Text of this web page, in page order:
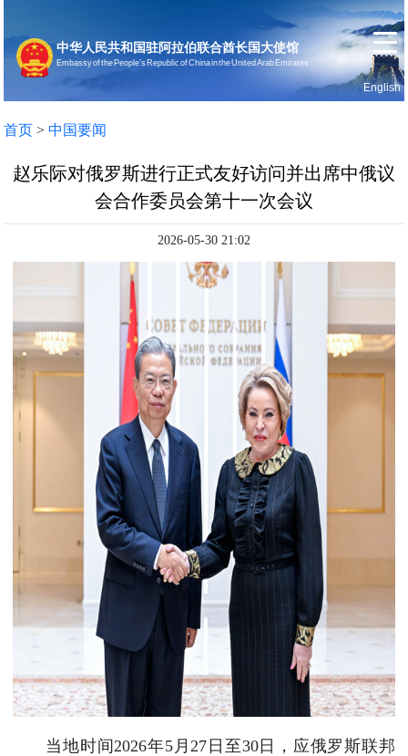
中华人民共和国驻阿拉伯联合酋长国大使馆
Embassy of the People’s Republic of China in the United Arab Emirates
English
首页 >中国要闻
赵乐际对俄罗斯进行正式友好访问并出席中俄议
会合作委员会第十一次会议
2026-05-30 21:02
当地时间2026年5月27日至30日，应俄罗斯联邦